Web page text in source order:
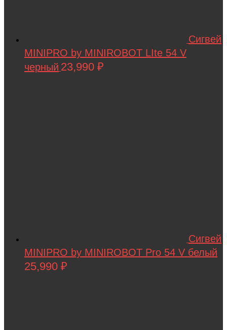
Сигвей
MINIPRO by MINIROBOT LIte 54 V
черный 23,990 ₽
Сигвей
MINIPRO by MINIROBOT Pro 54 V белый
25,990 ₽